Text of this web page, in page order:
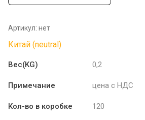
Артикул: нет
Китай (neutral)
Вес(KG) 0,2
Примечание цена с НДС
Кол-во в коробке 120